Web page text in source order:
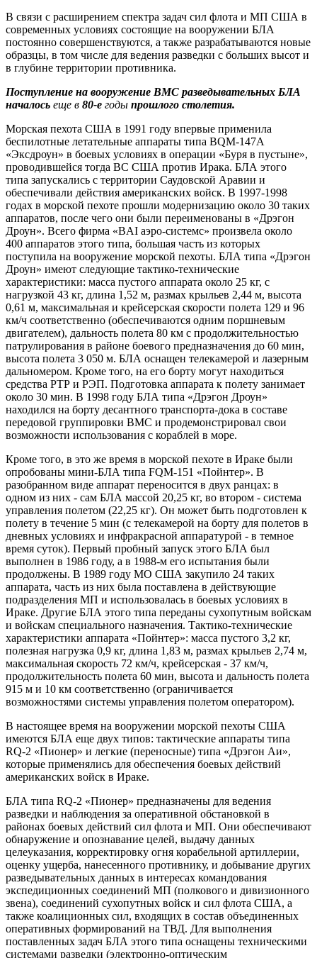
В связи с расширением спектра задач сил флота и МП США в
современных условиях состоящие на вооружении БЛА
постоянно совершенствуются, а также разрабатываются новые
образцы, в том числе для ведения разведки с больших высот и
в глубине территории противника.
Поступление на вооружение ВМС разведывательных БЛА
началось еще в 80-е годы прошлого столетия.
Морская пехота США в 1991 году впервые применила
беспилотные летательные аппараты типа BQM-147A
«Эксдроун» в боевых условиях в операции «Буря в пустыне»,
проводившейся тогда ВС США против Ирака. БЛА этого
типа запускались с территории Саудовской Аравии и
обеспечивали действия американских войск. В 1997-1998
годах в морской пехоте прошли модернизацию около 30 таких
аппаратов, после чего они были переименованы в «Дрэгон
Дроун». Всего фирма «BAI аэро-системс» произвела около
400 аппаратов этого типа, большая часть из которых
поступила на вооружение морской пехоты. БЛА типа «Дрэгон
Дроун» имеют следующие тактико-технические
характеристики: масса пустого аппарата около 25 кг, с
нагрузкой 43 кг, длина 1,52 м, размах крыльев 2,44 м, высота
0,61 м, максимальная и крейсерская скорости полета 129 и 96
км/ч соответственно (обеспечиваются одним поршневым
двигателем), дальность полета 80 км с продолжительностью
патрулирования в районе боевого предназначения до 60 мин,
высота полета 3 050 м. БЛА оснащен телекамерой и лазерным
дальномером. Кроме того, на его борту могут находиться
средства РТР и РЭП. Подготовка аппарата к полету занимает
около 30 мин. В 1998 году БЛА типа «Дрэгон Дроун»
находился на борту десантного транспорта-дока в составе
передовой группировки ВМС и продемонстрировал свои
возможности использования с кораблей в море.
Кроме того, в это же время в морской пехоте в Ираке были
опробованы мини-БЛА типа FQM-151 «Пойнтер». В
разобранном виде аппарат переносится в двух ранцах: в
одном из них - сам БЛА массой 20,25 кг, во втором - система
управления полетом (22,25 кг). Он может быть подготовлен к
полету в течение 5 мин (с телекамерой на борту для полетов в
дневных условиях и инфракрасной аппаратурой - в темное
время суток). Первый пробный запуск этого БЛА был
выполнен в 1986 году, а в 1988-м его испытания были
продолжены. В 1989 году МО США закупило 24 таких
аппарата, часть из них была поставлена в действующие
подразделения МП и использовалась в боевых условиях в
Ираке. Другие БЛА этого типа переданы сухопутным войскам
и войскам специального назначения. Тактико-технические
характеристики аппарата «Пойнтер»: масса пустого 3,2 кг,
полезная нагрузка 0,9 кг, длина 1,83 м, размах крыльев 2,74 м,
максимальная скорость 72 км/ч, крейсерская - 37 км/ч,
продолжительность полета 60 мин, высота и дальность полета
915 м и 10 км соответственно (ограничивается
возможностями системы управления полетом оператором).
В настоящее время на вооружении морской пехоты США
имеются БЛА еще двух типов: тактические аппараты типа
RQ-2 «Пионер» и легкие (переносные) типа «Дрэгон Аи»,
которые применялись для обеспечения боевых действий
американских войск в Ираке.
БЛА типа RQ-2 «Пионер» предназначены для ведения
разведки и наблюдения за оперативной обстановкой в
районах боевых действий сил флота и МП. Они обеспечивают
обнаружение и опознавание целей, выдачу данных
целеуказания, корректировку огня корабельной артиллерии,
оценку ущерба, нанесенного противнику, и добывание других
разведывательных данных в интересах командования
экспедиционных соединений МП (полкового и дивизионного
звена), соединений сухопутных войск и сил флота США, а
также коалиционных сил, входящих в состав объединенных
оперативных формирований на ТВД. Для выполнения
поставленных задач БЛА этого типа оснащены техническими
системами разведки (электронно-оптическим